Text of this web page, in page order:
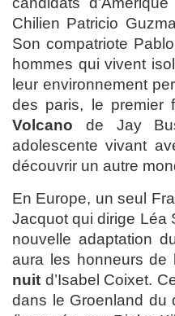
Chilien Patricio
Son compatriote
hommes qui vivent
leur environnement
des paris, le premier
Volcano de Jay
adolescente vivant
découvrir un autre
En Europe, un seul
Jacquot qui dirige
nouvelle adaptation
aura les honneurs de
nuit d’Isabel Coixet.
dans le Groenland du